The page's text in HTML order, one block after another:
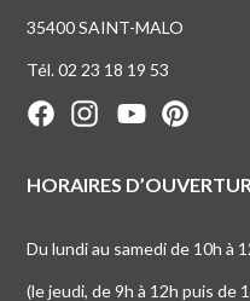
35400 SAINT-MALO
Tél. 02 23 18 19 53
HORAIRES
Du lundi au samedi de 10h à
(le jeudi, de 9h à 12h puis de